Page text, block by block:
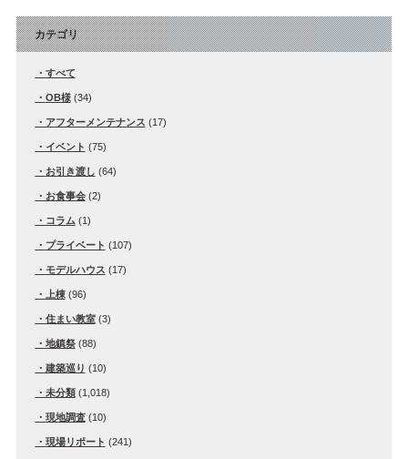
カテゴリ
すべて
OB様(34)
アフターメンテナンス (17)
イベント (75)
お引き渡し (64)
お食事会(2)
コラム (1)
プライベート (107)
モデルハウス (17)
上棟(96)
住まい教室(3)
地鎮祭(88)
建築巡り (10)
未分類(1,018)
現地調査(10)
現場リポート (241)